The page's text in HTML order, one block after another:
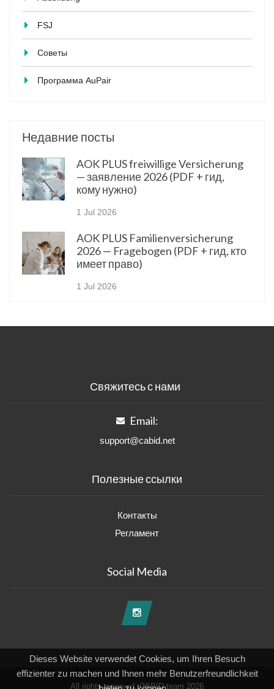
FSJ
Советы
Программа AuPair
Недавние посты
AOK PLUS freiwillige Versicherung
— заявление 2026 (PDF + гид,
кому нужно)
1 Jul 2026
AOK PLUS Familienversicherung
2026 — Fragebogen (PDF + гид, кто
имеет право)
1 Jul 2026
Dieses Website verwendet Cookies, um Ihren Besuch
effizienter zu machen und Ihnen mehr Benutzerfreundlichkeit
Свяжитесь с нами
Email:
support@cabid.net
Полезные ссылки
Контакты
Регламент
Social Media
All rights reserved, CABID team 2026